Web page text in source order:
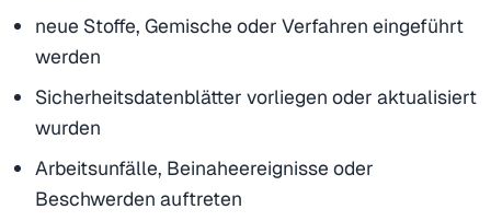
neue Stoffe, Gemische oder Verfahren eingeführt
werden
Sicherheitsdatenblätter vorliegen oder aktualisiert
wurden
Arbeitsunfälle, Beinaheereignisse oder
Beschwerden auftreten